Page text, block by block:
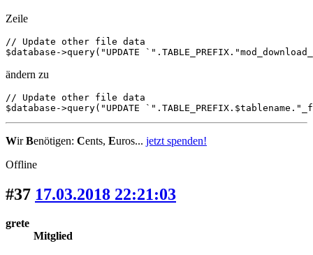
Zeile
// Update other file data
$database->query("UPDATE
ändern zu
// Update other file data
$database->query("UPDATE
WirBenötigen: Cents, Euros... jetzt spenden!
Offline
#37 17.03.2018 22:21:03
grete
Mitglied